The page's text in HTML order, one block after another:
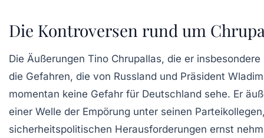
Die Kontroversen rund um
Die Äußerungen Tino Chrupallas, die er
die Gefahren, die von Russland und Präsident
momentan keine Gefahr für Deutschland sehe. Er
einer Welle der Empörung unter seinen
sicherheitspolitischen Herausforderungen ernst